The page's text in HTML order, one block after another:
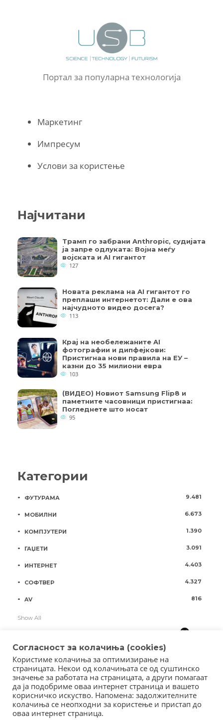
Портал за популарна технологија
Маркетинг
Импресум
Услови за користење
Најчитани
Трамп го забрани Anthropic, судијата
ја запре одлуката: Војна меѓу
војската и AI гигантот
127
Новата реклама на AI гигантот го
преплаши интернетот: Дали е ова
најчудното видео досега?
113
Крај на необележаните AI
фотографии и дипфејкови:
Пристигнаа нови правила на ЕУ –
казни до 35 милиони евра
103
(ВИДЕО) Новиот Samsung Flip8 и
паметните часовници пристигнаа:
Погледнете што носат
95
Категории
ФУТУРАМА 9.481
МОБИЛНИ 6.673
КОМПЈУТЕРИ 1.390
ГАЏЕТИ 3.091
ИНТЕРНЕТ 4.403
СОФТВЕР 4.327
AV 816
Show All
Согласност за колачиња (cookies)
Користиме колачиња за оптимизирање на
страницата. Некои од колачињата се од суштинско
значење за работата на страницата, а други помагаат
да ја подобриме оваа интернет страница и вашето
корисничко искуство. Напомена: задолжителните
колачиња се неопходни за користење и пристап до
оваа интернет страница.